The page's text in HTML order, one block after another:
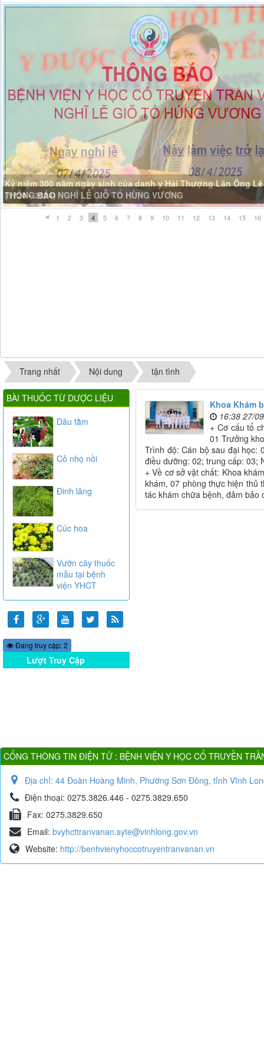
Kỷ niệm 300 năm ngày sinh của danh y Hải Thượng Lãn Ông
(1724 - 2024)
1 2 3 4 5 6 7 8 9 10 11 12 13 14 15 16
Trang nhất Nội dung tận tình
Khoa Khám
16:38 27/
+ Cơ cấu tổ
01 Trưởng
Trình độ: Cán bộ sau đại học:
điều dưỡng: 02; trung cấp: 03;
+ Về cơ sở vật chất: Khoa
khám, 07 phòng thực hiện thủ
tác khám chữa bệnh, đảm bảo
BÀI THUỐC TỪ DƯỢC LIỆU
Dâu tằm
Cỏ nhọ nồi
Đinh lăng
Cúc hoa
Vườn cây thuốc
mẫu tại bệnh
viện YHCT
Đang truy cập: 2
Lượt Truy Cập
Online
CỔNG THÔNG TIN ĐIỆN TỬ : BỆNH VIỆN Y HỌC CỔ TRUYỀN
Địa chỉ: 44 Đoàn Hoàng Minh, Phường Sơn Đông, tỉnh Vĩnh
Điện thoại: 0275.3826.446 - 0275.3829.650
Fax: 0275.3829.650
Email: bvyhcttranvanan.syte@vinhlong.gov.vn
Website: http://benhvienyhoccotruyentranvanan.vn